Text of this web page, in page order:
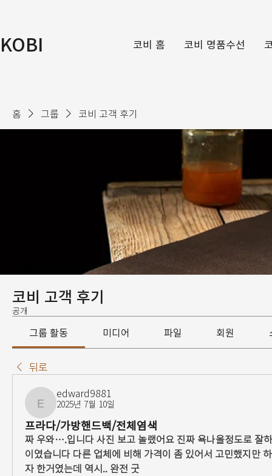
KOBI 코비 홈 코비 명품수선
홈 그룹 코비 고객 후기
코비 고객 후기
공개
그룹 활동 미디어 파일 회원
뒤로
edward9881
edward9881
2025년 7월 10일
프라다/가방핸드백/전체염색
짜 우와….입니다 사진 보고 놀랬어요 진짜 욕나올정도로 잘
이였습니다 다른 업체에 비해 가격이 좀 있어서 고민했지만
자 한거였는데 역시.. 완전 굿